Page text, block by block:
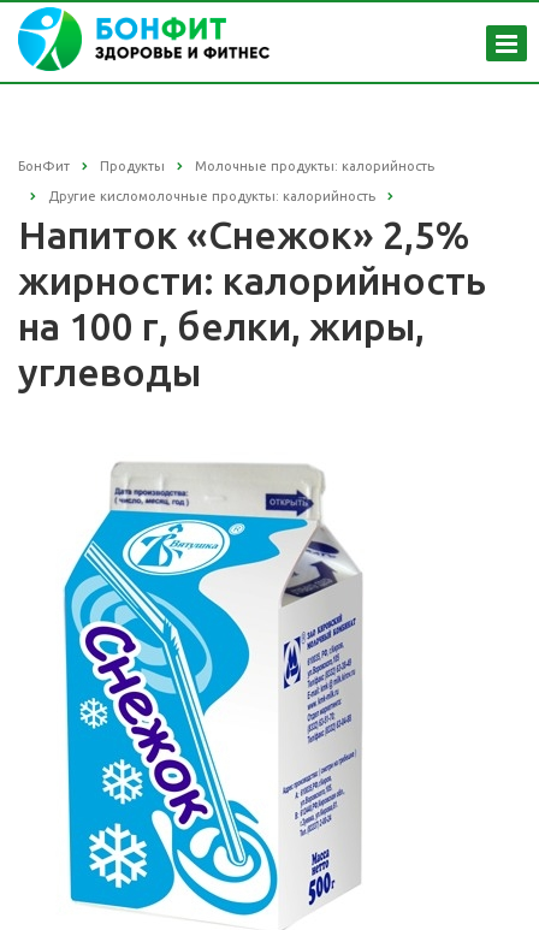
БонФит Продукты Молочные продукты: калорийность
Другие кисломолочные продукты: калорийность
Напиток «Снежок» 2,5%
жирности: калорийность
на 100 г, белки, жиры,
углеводы